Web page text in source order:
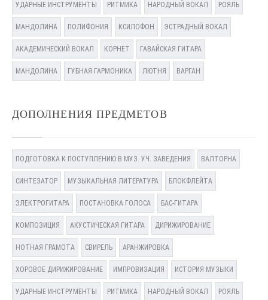
УДАРНЫЕ ИНСТРУМЕНТЫ РИТМИКА НАРОДНЫЙ ВОКАЛ РОЯЛЬ
МАНДОЛИНА ПОЛИФОНИЯ КСИЛОФОН ЭСТРАДНЫЙ ВОКАЛ
АКАДЕМИЧЕСКИЙ ВОКАЛ КОРНЕТ ГАВАЙСКАЯ ГИТАРА
МАНДОЛИНА ГУБНАЯ ГАРМОНИКА ЛЮТНЯ ВАРГАН
ДОПОЛНЕНИЯ ПРЕДМЕТОВ
ПОДГОТОВКА К ПОСТУПЛЕНИЮ В МУЗ. УЧ. ЗАВЕДЕНИЯ ВАЛТОРНА
СИНТЕЗАТОР МУЗЫКАЛЬНАЯ ЛИТЕРАТУРА БЛОКФЛЕЙТА
ЭЛЕКТРОГИТАРА ПОСТАНОВКА ГОЛОСА БАС-ГИТАРА
КОМПОЗИЦИЯ АКУСТИЧЕСКАЯ ГИТАРА ДИРИЖИРОВАНИЕ
НОТНАЯ ГРАМОТА СВИРЕЛЬ АРАНЖИРОВКА
ХОРОВОЕ ДИРИЖИРОВАНИЕ ИМПРОВИЗАЦИЯ ИСТОРИЯ МУЗЫКИ
УДАРНЫЕ ИНСТРУМЕНТЫ РИТМИКА НАРОДНЫЙ ВОКАЛ РОЯЛЬ